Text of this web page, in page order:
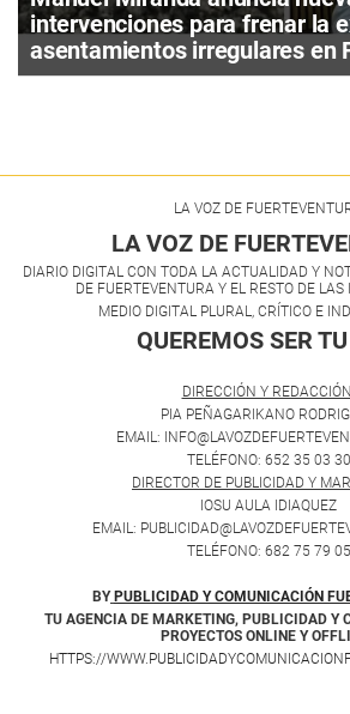
intervenciones para frenar la
asentamientos irregulares en
LA VOZ DE
LA VOZ DE
DIARIO DIGITAL CON TODA LA ACTUALIDAD Y
DE FUERTEVENTURA Y EL RESTO DE
MEDIO DIGITAL PLURAL, CRÍTICO E
QUEREMOS SER
DIRECCIÓN Y
PIA PEÑAGARIKANO
EMAIL:
TELÉFONO: 652 35 03 30
DIRECTOR DE PUBLICIDAD Y
IOSU AULA IDIAQUEZ
EMAIL:
TELÉFONO: 682 75 79 05
BY PUBLICIDAD Y COMUNICACIÓN
TU AGENCIA DE MARKETING, PUBLICIDAD Y
PROYECTOS ONLINE Y
HTTPS://